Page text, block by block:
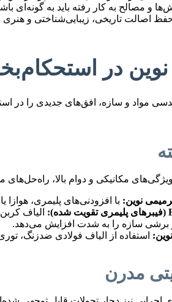
و مصالح به کار رفته باید به گونه‌ای
اصالت تاریخی، زیبایی‌شناختی و هنری
در
مواد و سازه، افق‌های جدیدی را در
مکانیکی و دوام بالا، راه‌حل‌های
نوین: با افزودنی‌های پلیمری،
الیاف
سازه را به شدت افزایش می‌دهد.
استفاده از الیاف فولادی ضدزنگ،
مدرن